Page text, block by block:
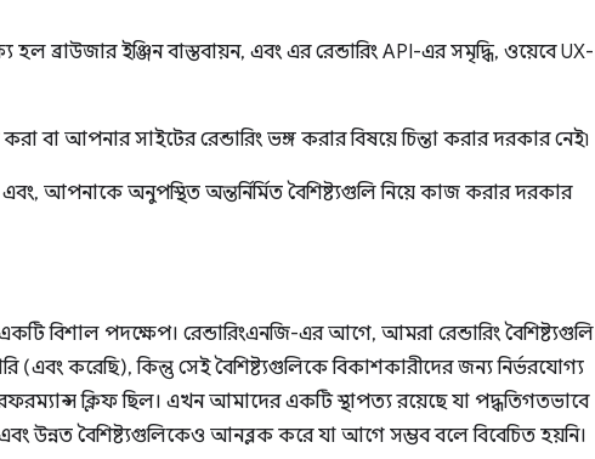
হল ব্রাউজার ইঞ্জিন বাস্তবায়ন, এবং এর রেন্ডারিং API-এর সমৃদ্ধি, ওয়েবে UX-
বা আপনার সাইটের রেন্ডারিং ভঙ্গ করার বিষয়ে চিন্তা করার দরকার নেই৷
আপনাকে অনুপস্থিত অন্তর্নির্মিত বৈশিষ্ট্যগুলি নিয়ে কাজ করার দরকার
বিশাল পদক্ষেপ। রেন্ডারিংএনজি-এর আগে, আমরা রেন্ডারিং বৈশিষ্ট্যগুলি
করেছি), কিন্তু সেই বৈশিষ্ট্যগুলিকে বিকাশকারীদের জন্য নির্ভরযোগ্য
ক্লিফ ছিল। এখন আমাদের একটি স্থাপত্য রয়েছে যা পদ্ধতিগতভাবে
উন্নত বৈশিষ্ট্যগুলিকেও আনব্লক করে যা আগে সম্ভব বলে বিবেচিত হয়নি।